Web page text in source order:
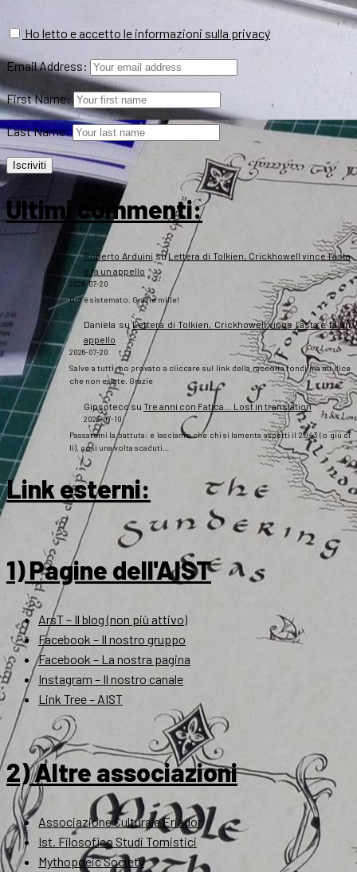
Ho letto e accetto le informazioni sulla privacy
Email Address:
First Name:
Last Name:
Ultimi commenti:
Roberto Arduini suLettera di Tolkien, Crickhowell vince l’asta
e fa un appello
2026-07-20
Ora è sistemato. Grazie mille!
Daniela suLettera di Tolkien, Crickhowell vince l’asta e fa un
appello
2026-07-20
Salve a tutti, ho provato a cliccare sul link della raccolta fondi ma mi dice
che non esiste. Grazie
Gipsotecosu Tre anni con Fatica… Lost in translation
2026-07-10
Passatemi la battuta: e lasciamo che chi si lamenta aspetti il 2043 (o giù di
lì), così una volta scaduti…
Link esterni:
1) Pagine dell'AIST
ArsT – Il blog (non più attivo)
Facebook – Il nostro gruppo
Facebook – La nostra pagina
Instagram – Il nostro canale
Link Tree – AIST
2) Altre associazioni
Associazione Culturale Eriador
Ist. Filosofico Studi Tomistici
Mythopoeic Society